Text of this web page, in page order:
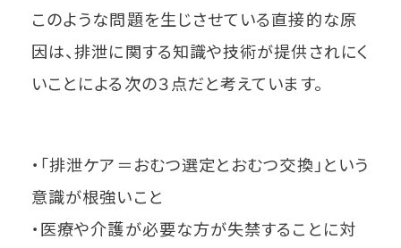
このような問題を生じさせている直接的な原
因は、排泄に関する知識や技術が提供されにく
いことによる次の３点だと考えています。
・「排泄ケア＝おむつ選定とおむつ交換」という
意識が根強いこと
・医療や介護が必要な方が失禁することに対